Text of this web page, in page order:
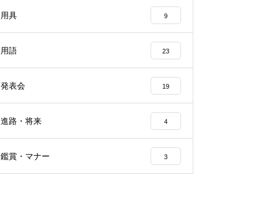
用具 9
用語 23
発表会 19
進路・将来 4
鑑賞・マナー 3